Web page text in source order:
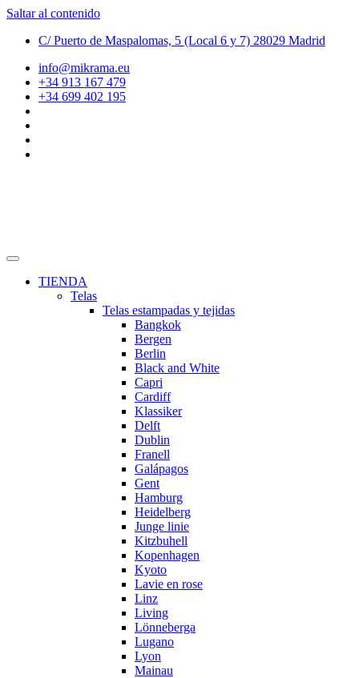
Saltar al contenido
C/ Puerto de Maspalomas, 5 (Local 6 y 7) 28029 Madrid
info@mikrama.eu
+34 913 167 479
+34 699 402 195
TIENDA
Telas
Telas estampadas y tejidas
Bangkok
Bergen
Berlin
Black and White
Capri
Cardiff
Klassiker
Delft
Dublin
Franell
Galápagos
Gent
Hamburg
Heidelberg
Junge linie
Kitzbuhell
Kopenhagen
Kyoto
Lavie en rose
Linz
Living
Lönneberga
Lugano
Lyon
Mainau